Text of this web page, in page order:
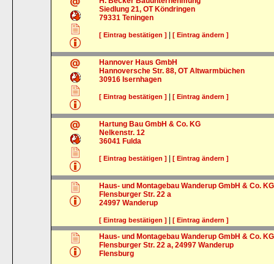
Siedlung 21, OT Köndringen
79331 Teningen
[ Eintrag bestätigen ] |[ Eintrag ändern ]
Hannover Haus GmbH
Hannoversche Str. 88, OT Altwarmbüchen
30916 Isernhagen
[ Eintrag bestätigen ] |[ Eintrag ändern ]
Hartung Bau GmbH & Co. KG
Nelkenstr. 12
36041 Fulda
[ Eintrag bestätigen ] |[ Eintrag ändern ]
Haus- und Montagebau Wanderup GmbH & Co. KG
Flensburger Str. 22 a
24997 Wanderup
[ Eintrag bestätigen ] |[ Eintrag ändern ]
Haus- und Montagebau Wanderup GmbH & Co. KG
Flensburger Str. 22 a, 24997 Wanderup
Flensburg